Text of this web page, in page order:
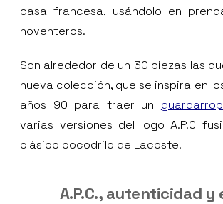
casa francesa, usándolo en
noventeros.
Son alrededor de un 30 piezas las
nueva colección, que se inspira en
años 90 para traer un
varias versiones del logo A.P.C
clásico cocodrilo de Lacoste.
A.P.C., autenticidad y